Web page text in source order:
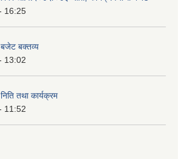
16:25
बक्तव्य
13:02
तथा कार्यक्रम
11:52